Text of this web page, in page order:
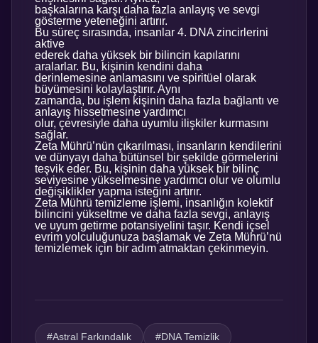
başkalarına karşı daha fazla anlayış ve sevgi
gösterme yeteneğini artırır.
Bu süreç sırasında, insanlar 4. DNA zincirlerini
aktive
ederek daha yüksek bir bilincin kapılarını
aralarlar. Bu, kişinin kendini daha
derinlemesine anlamasını ve spiritüel olarak
büyümesini kolaylaştırır. Aynı
zamanda, bu işlem kişinin daha fazla bağlantı ve
anlayış hissetmesine yardımcı
olur, çevresiyle daha uyumlu ilişkiler kurmasını
sağlar.
Zeta Mührü’nün çıkarılması, insanların kendilerini
ve dünyayı daha bütünsel bir şekilde görmelerini
teşvik eder. Bu, kişinin daha yüksek bir bilinç
seviyesine yükselmesine yardımcı olur ve olumlu
değişiklikler yapma isteğini artırır.
Zeta Mührü temizleme işlemi, insanlığın kolektif
bilincini yükseltme ve daha fazla sevgi, anlayış
ve uyum getirme potansiyelini taşır. Kendi içsel
evrim yolculuğunuza başlamak ve Zeta Mührü’nü
temizlemek için bir adım atmaktan çekinmeyin.
#Astral Farkındalık #DNA Temizlik